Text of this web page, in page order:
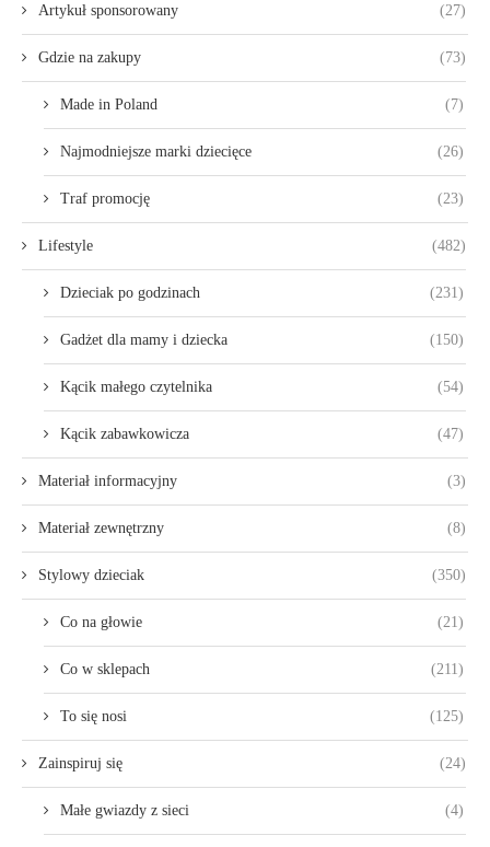
Artykuł sponsorowany (27)
Gdzie na zakupy (73)
Made in Poland (7)
Najmodniejsze marki dziecięce (26)
Traf promocję (23)
Lifestyle (482)
Dzieciak po godzinach (231)
Gadżet dla mamy i dziecka (150)
Kącik małego czytelnika (54)
Kącik zabawkowicza (47)
Materiał informacyjny (3)
Materiał zewnętrzny (8)
Stylowy dzieciak (350)
Co na głowie (21)
Co w sklepach (211)
To się nosi (125)
Zainspiruj się (24)
Małe gwiazdy z sieci (4)